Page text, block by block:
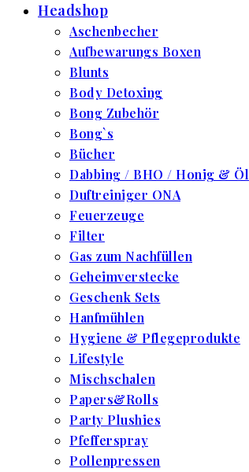
Headshop
Aschenbecher
Aufbewarungs Boxen
Blunts
Body Detoxing
Bong Zubehör
Bong`s
Bücher
Dabbing / BHO / Honig & Öl
Duftreiniger ONA
Feuerzeuge
Filter
Gas zum Nachfüllen
Geheimverstecke
Geschenk Sets
Hanfmühlen
Hygiene & Pflegeprodukte
Lifestyle
Mischschalen
Papers&Rolls
Party Plushies
Pfefferspray
Pollenpressen